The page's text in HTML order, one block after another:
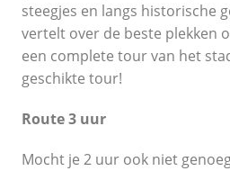
steegjes en langs historische
vertelt over de beste plekken
een complete tour van het
geschikte tour!
Route 3 uur
Mocht je 2 uur ook niet